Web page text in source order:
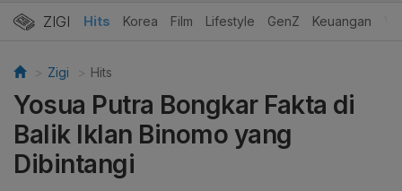
ZIGI Hits Korea Film Lifestyle GenZ Keuangan
Zigi Hits
Yosua Putra Bongkar Fakta di
Balik Iklan Binomo yang
Dibintangi